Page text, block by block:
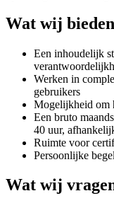
Wat wij bieden
Een inhoudelijk
Werken in
gebruikers
Mogelijkheid om
Een bruto
40 uur,
Ruimte voor
Persoonlijke
Wat wij